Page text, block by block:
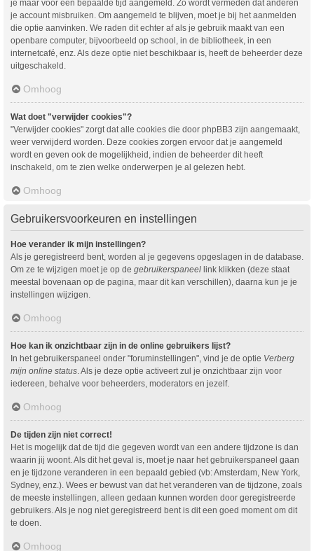
je maar voor een bepaalde tijd aangemeld. Zo wordt vermeden dat anderen
je account misbruiken. Om aangemeld te blijven, moet je bij het aanmelden
die optie aanvinken. We raden dit echter af als je gebruik maakt van een
openbare computer, bijvoorbeeld op school, in de bibliotheek, in een
internetcafé, enz. Als deze optie niet beschikbaar is, heeft de beheerder deze
uitgeschakeld.
Omhoog
Wat doet "verwijder cookies"?
"Verwijder cookies" zorgt dat alle cookies die door phpBB3 zijn aangemaakt,
weer verwijderd worden. Deze cookies zorgen ervoor dat je aangemeld
wordt en geven ook de mogelijkheid, indien de beheerder dit heeft
inschakeld, om te zien welke onderwerpen je al gelezen hebt.
Omhoog
Gebruikersvoorkeuren en instellingen
Hoe verander ik mijn instellingen?
Als je geregistreerd bent, worden al je gegevens opgeslagen in de database.
Om ze te wijzigen moet je op de gebruikerspaneel link klikken (deze staat
meestal bovenaan op de pagina, maar dit kan verschillen), daarna kun je je
instellingen wijzigen.
Omhoog
Hoe kan ik onzichtbaar zijn in de online gebruikers lijst?
In het gebruikerspaneel onder "foruminstellingen", vind je de optie Verberg
mijn online status. Als je deze optie activeert zul je onzichtbaar zijn voor
iedereen, behalve voor beheerders, moderators en jezelf.
Omhoog
De tijden zijn niet correct!
Het is mogelijk dat de tijd die gegeven wordt van een andere tijdzone is dan
waarin jij woont. Als dit het geval is, moet je naar het gebruikerspaneel gaan
en je tijdzone veranderen in een bepaald gebied (vb: Amsterdam, New York,
Sydney, enz.). Wees er bewust van dat het veranderen van de tijdzone, zoals
de meeste instellingen, alleen gedaan kunnen worden door geregistreerde
gebruikers. Als je nog niet geregistreerd bent is dit een goed moment om dit
te doen.
Omhoog